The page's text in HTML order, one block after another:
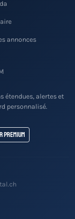
annonces
étendues, alertes et
personnalisé.
Premium